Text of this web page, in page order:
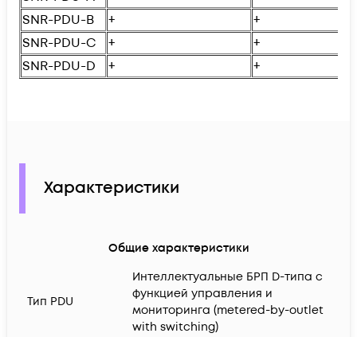
SNR-PDU-B
+
+
SNR-PDU-C
+
+
SNR-PDU-D
+ +
Характеристики
Общие характеристики
Тип PDU
Интеллектуальные БРП D-типа с
функцией управления и
мониторинга (metered-by-outlet
with switching)